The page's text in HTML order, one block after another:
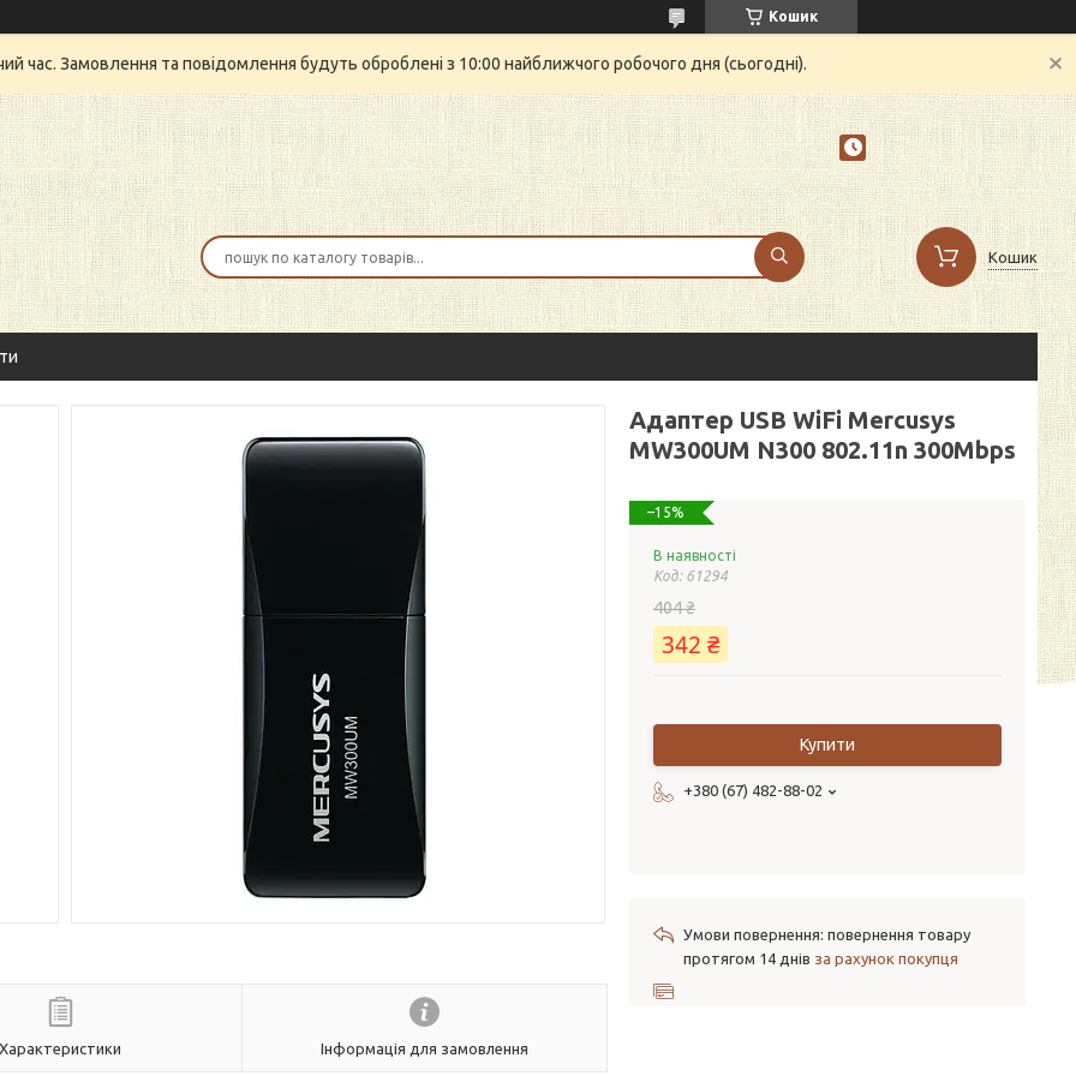
Кошик
час. Замовлення та повідомлення будуть оброблені з 10:00 найближчого робочого дня (сьогодні).
Кошик
Характеристики Інформація для замовлення
Адаптер USB WiFi Mercusys
MW300UM N300 802.11n 300Mbps
–15%
В наявності
Код: 61294
404 ₴
342 ₴
Купити
+380 (67) 482-88-02
повернення товару
протягом 14 днів за рахунок покупця